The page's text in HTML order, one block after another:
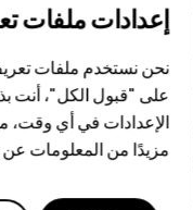
إعدادات ملفات
نحن نستخدم ملفات
على "قبول الكل"، أنت
الإعدادات في أي وقت،
مزيدًا من المعلومات عن